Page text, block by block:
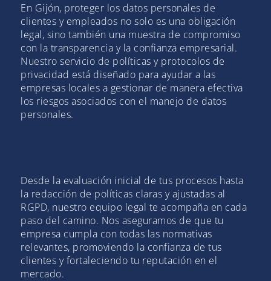
En Gijón, proteger los datos personales de
clientes y empleados no solo es una obligación
legal, sino también una muestra de compromiso
con la transparencia y la confianza empresarial.
Nuestro servicio de políticas y protocolos de
privacidad está diseñado para ayudar a las
empresas locales a gestionar de manera efectiva
los riesgos asociados con el manejo de datos
personales.
Desde la evaluación inicial de tus procesos hasta
la redacción de políticas claras y ajustadas al
RGPD, nuestro equipo legal te acompaña en cada
paso del camino. Nos aseguramos de que tu
empresa cumpla con todas las normativas
relevantes, promoviendo la confianza de tus
clientes y fortaleciendo tu reputación en el
mercado.